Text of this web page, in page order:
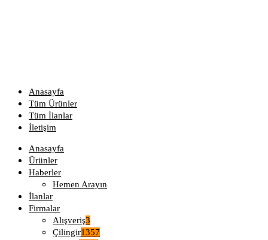
Anasayfa
Tüm Ürünler
Tüm İlanlar
İletişim
Anasayfa
Ürünler
Haberler
Hemen Arayın
İlanlar
Firmalar
Alışveriş3
Çilingir1357